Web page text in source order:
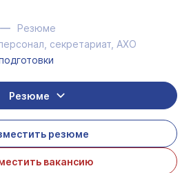
Резюме
секретариат, АХО
резюме
вакансию
Резюме